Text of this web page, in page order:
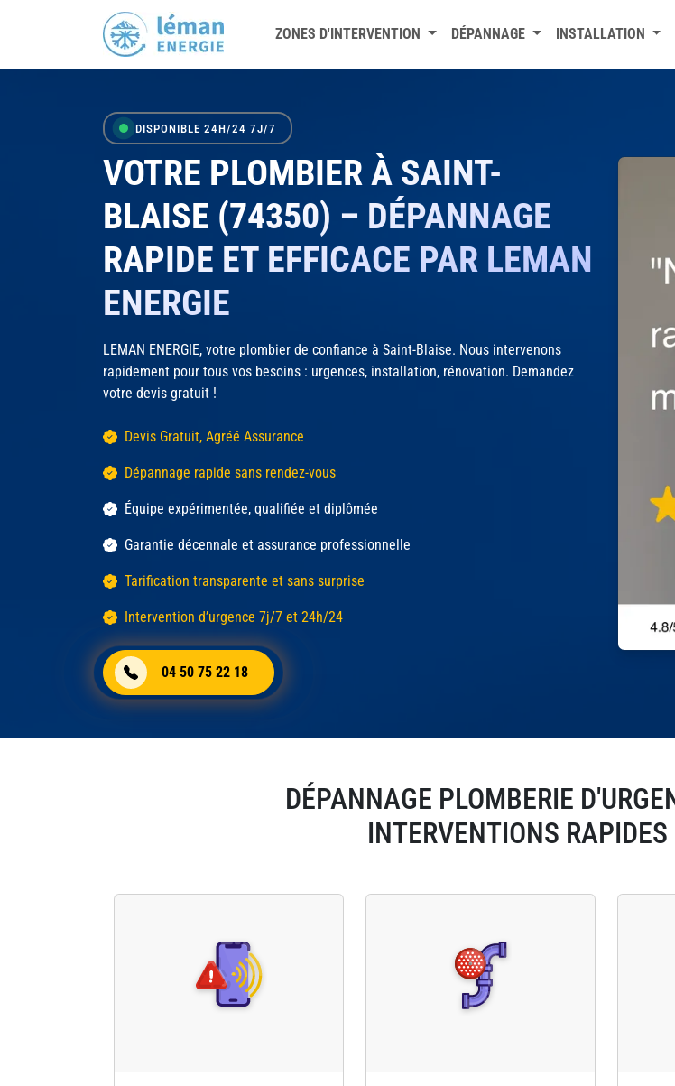
ZONES D'INTERVENTION DÉPANNAGE INSTALLATION
DISPONIBLE 24H/24 7J/7
VOTRE PLOMBIER À SAINT-
BLAISE (74350) – DÉPANNAGE
RAPIDE ET EFFICACE PAR LEMAN
ENERGIE
LEMAN ENERGIE, votre plombier de confiance à Saint-Blaise. Nous intervenons
rapidement pour tous vos besoins : urgences, installation, rénovation. Demandez
votre devis gratuit !
Devis Gratuit, Agréé Assurance
Dépannage rapide sans rendez-vous
Équipe expérimentée, qualifiée et diplômée
Garantie décennale et assurance professionnelle
Tarification transparente et sans surprise
Intervention d’urgence 7j/7 et 24h/24
04 50 75 22 18
DÉPANNAGE PLOMBERIE
INTERVENTIONS